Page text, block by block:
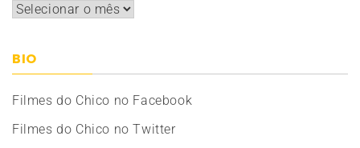
Arquivos
BIO
Filmes do Chico no Facebook
Filmes do Chico no Twitter